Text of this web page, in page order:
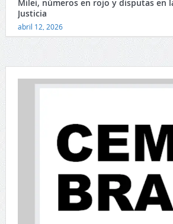
Milei, números en rojo y disputas en
Justicia
abril 12, 2026